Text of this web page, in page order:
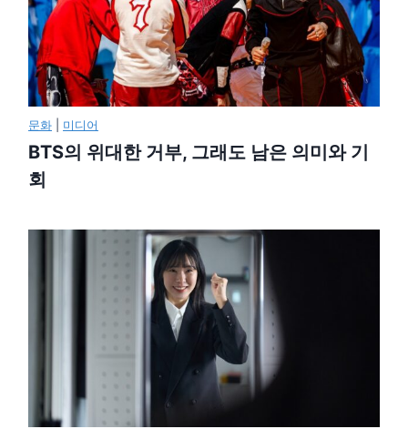
문화 미디어
BTS의 위대한 거부, 그래도 남은 의미와 기
회